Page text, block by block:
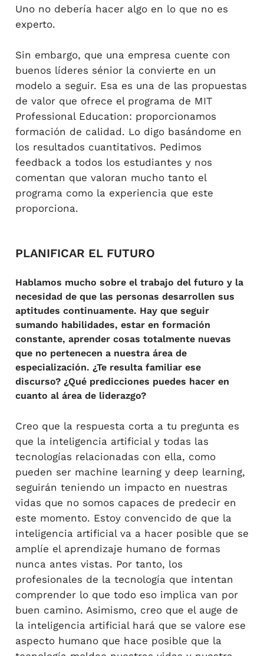
Uno no debería hacer algo en lo que no es
experto.
Sin embargo, que una empresa cuente con
buenos líderes sénior la convierte en un
modelo a seguir. Esa es una de las propuestas
de valor que ofrece el programa de MIT
Professional Education: proporcionamos
formación de calidad. Lo digo basándome en
los resultados cuantitativos. Pedimos
feedback a todos los estudiantes y nos
comentan que valoran mucho tanto el
programa como la experiencia que este
proporciona.
PLANIFICAR EL FUTURO
Hablamos mucho sobre el trabajo del futuro y la
necesidad de que las personas desarrollen sus
aptitudes continuamente. Hay que seguir
sumando habilidades, estar en formación
constante, aprender cosas totalmente nuevas
que no pertenecen a nuestra área de
especialización. ¿Te resulta familiar ese
discurso? ¿Qué predicciones puedes hacer en
cuanto al área de liderazgo?
Creo que la respuesta corta a tu pregunta es
que la inteligencia artificial y todas las
tecnologías relacionadas con ella, como
pueden ser machine learning y deep learning,
seguirán teniendo un impacto en nuestras
vidas que no somos capaces de predecir en
este momento. Estoy convencido de que la
inteligencia artificial va a hacer posible que se
amplíe el aprendizaje humano de formas
nunca antes vistas. Por tanto, los
profesionales de la tecnología que intentan
comprender lo que todo eso implica van por
buen camino. Asimismo, creo que el auge de
la inteligencia artificial hará que se valore ese
aspecto humano que hace posible que la